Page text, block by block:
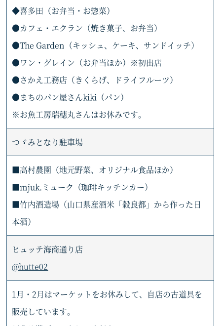
◆喜多田（お弁当・お惣菜）
●カフェ・エクラン（焼き菓子、お弁当）
●The Garden（キッシュ、ケーキ、サンドイッチ）
●ワン・グレイン（お弁当ほか）※初出店
●さかえ工務店（きくらげ、ドライフルーツ）
●まちのパン屋さんkiki（パン）
※お魚工房瑞穂丸さんはお休みです。
つゞみとなり駐車場
■高村農園（地元野菜、オリジナル食品ほか）
■mjuk.ミューク（珈琲キッチンカー）
■竹内酒造場（山口県産酒米「穀良都」から作った日
本酒）
ヒュッテ海商通り店
@hutte02
1月・2月はマーケットをお休みして、自店の古道具を
販売しています。